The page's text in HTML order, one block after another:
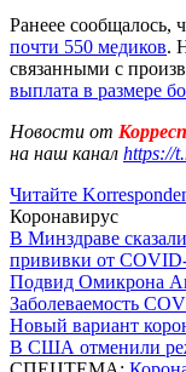
Ранеее сообщалось,
почти 550 медиков.
связанными с
выплата в размере
Новости от
на наш канал https://
Читайте
Коронавирус
В Минздраве
прививки от
Подвид Омикрона
Заболеваемость
Новый вариант
В США отменили